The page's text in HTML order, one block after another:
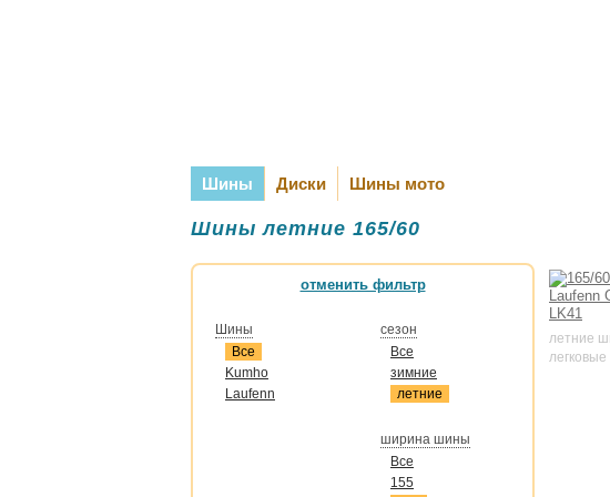
Шины Диски Шины мото
Шины летние 165/60
отменить фильтр
Шины
Все
Kumho
Laufenn
сезон
Все
зимние
летние
ширина шины
Все
155
летние
легковые